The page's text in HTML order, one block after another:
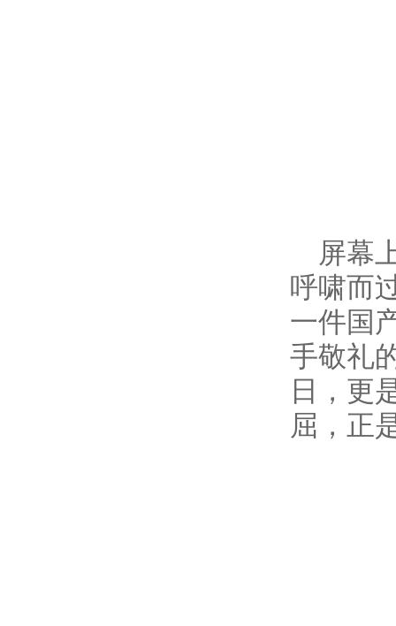
屏幕
呼啸而
一件国
手敬礼
日，更
屈，正